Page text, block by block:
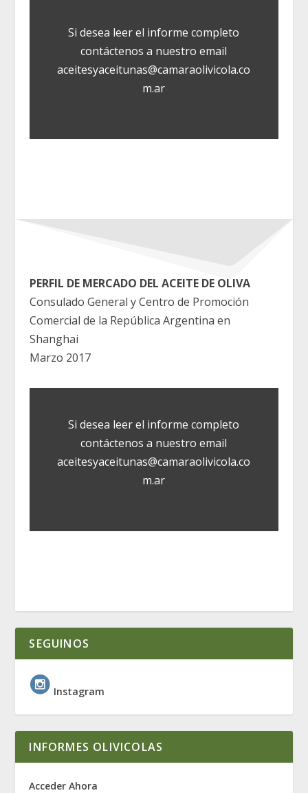
Si desea leer el informe completo
contáctenos a nuestro email
aceitesyaceitunas@camaraolivicola.co
m.ar
PERFIL DE MERCADO DEL ACEITE DE OLIVA
Consulado General y Centro de Promoción
Comercial de la República Argentina en
Shanghai
Marzo 2017
Si desea leer el informe completo
contáctenos a nuestro email
aceitesyaceitunas@camaraolivicola.co
m.ar
SEGUINOS
Instagram
INFORMES OLIVICOLAS
Acceder Ahora